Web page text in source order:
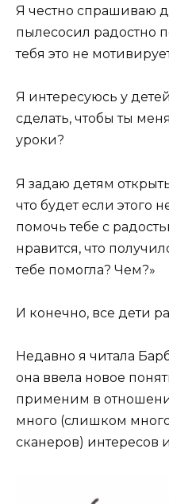
Я честно спрашиваю
пылесосил радостно
тебя это не
Я интересуюсь у
сделать, чтобы ты
уроки?
Я задаю детям
что будет если этого
помочь тебе с
нравится, что
тебе помогла? Чем?»
И конечно, все дети
Недавно я читала
она ввела новое
применим в
много (слишком
сканеров) интересов